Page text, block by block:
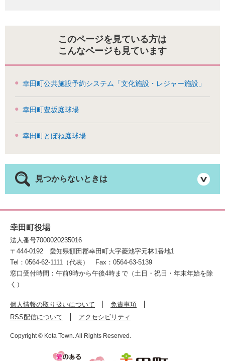
このページを見ている方は
こんなページも見ています
幸田町公共施設予約システム「文化施設・レジャー施設」
幸田町豊坂庭球場
幸田町とぼね庭球場
見つからないときは
幸田町役場
法人番号7000020235016
〒444-0192
愛知県額田郡幸田町大字菱池字元林1番地1
Tel：0564-62-1111（代表）
Fax：0564-63-5139
窓口受付時間：午前9時から午後4時まで（土日・祝日・年末年始を除
く）
個人情報の取り扱いについて
免責事項
RSS配信について
アクセシビリティ
Copyright © Kota Town. All Rights Reserved.